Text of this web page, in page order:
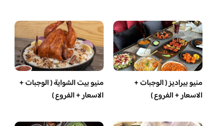
منيو بيراديز ( الوجبات +
الاسعار + الفروع )
منيو بيت الشواية ( الوجبات +
الاسعار + الفروع )